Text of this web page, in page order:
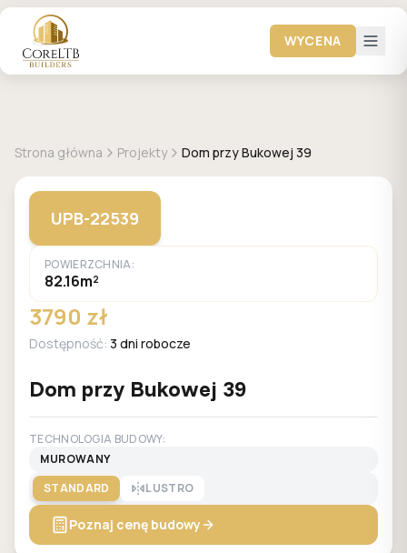
WYCENA
Strona główna Projekty Dom przy Bukowej 39
UPB-22539
POWIERZCHNIA:
82.16m²
3790 zł
Dostępność: 3 dni robocze
Dom przy Bukowej 39
TECHNOLOGIA BUDOWY:
MUROWANY
STANDARD
LUSTRO
Poznaj cenę budowy